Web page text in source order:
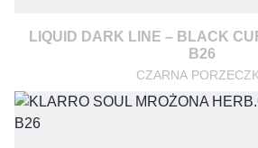
LIQUID DARK LINE – BLACK
B26
CZARNA